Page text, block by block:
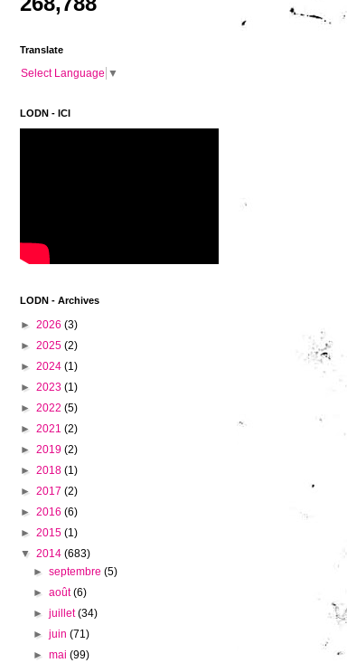
Translate
Select Language ▼
LODN - ICI
LODN - Archives
► 2026 (3)
► 2025 (2)
► 2024 (1)
► 2023 (1)
► 2022 (5)
► 2021 (2)
► 2019 (2)
► 2018 (1)
► 2017 (2)
► 2016 (6)
► 2015 (1)
▼ 2014 (683)
►septembre(5)
►août(6)
►juillet(34)
►juin(71)
►mai(99)